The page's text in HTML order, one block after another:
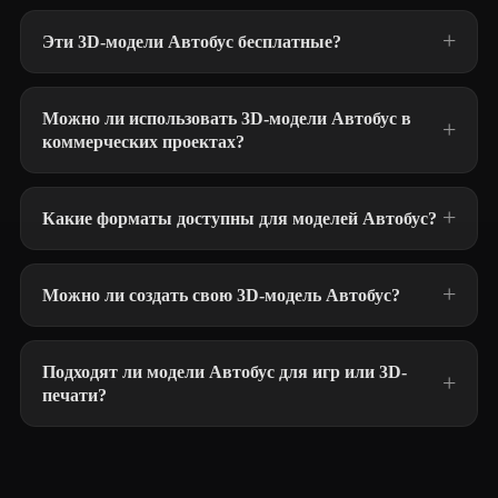
Эти 3D-модели Автобус бесплатные?
Можно ли использовать 3D-модели Автобус в
коммерческих проектах?
Какие форматы доступны для моделей Автобус?
Можно ли создать свою 3D-модель Автобус?
Подходят ли модели Автобус для игр или 3D-
печати?